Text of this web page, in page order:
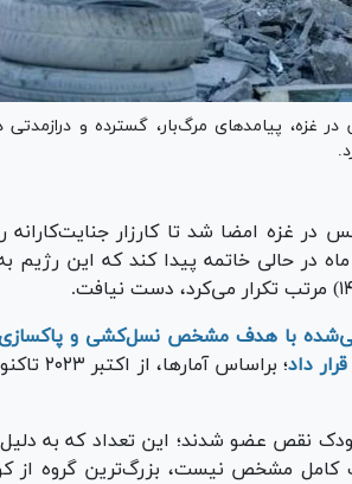
غزه، پیامدهای مرگ‌بار، گسترده و
در غزه امضا شد تا کارزار
تحت محاصره پس از حدود ۱۶ ماه در حالی خاتمه پیدا
با هدف مشخص نسل‌کشی و پاکسازی
داد
نقص عضو شدند؛ این تعداد که به
کامل مشخص نیست، بزرگ‌ترین گروه از